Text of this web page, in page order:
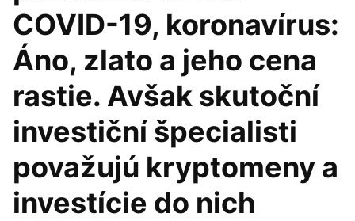
COVID-19, koronavírus:
Áno, zlato a jeho cena
rastie. Avšak skutoční
investiční špecialisti
považujú kryptomeny a
investície do nich